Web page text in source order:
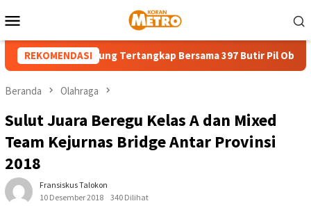
ke
Mobile
REKOMENDASI
Tahun di Bitung Tertangkap Bersama 397 Butir Pil Obat Keras
Beranda Olahraga
Sulut Juara Beregu Kelas A dan Mixed
Team Kejurnas Bridge Antar Provinsi
2018
Fransiskus Talokon
10 Desember 2018
340 Dilihat